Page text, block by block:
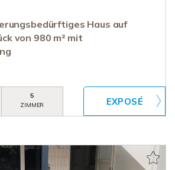
Haus auf
von 980 m² mit
5
ZIMMER